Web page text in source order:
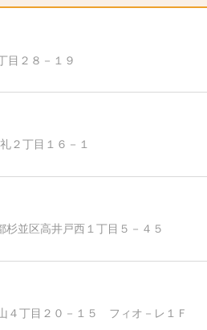
目２８－１９
２丁目１６－１
杉並区高井戸西１丁目５－４５
４丁目２０－１５ フィオ－レ１Ｆ